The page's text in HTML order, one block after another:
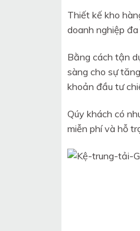
Thiết kế kho
doanh nghiệp đa
Bằng cách tận
sàng cho sự
khoản đầu tư
Qúy khách có
miễn phí và hỗ